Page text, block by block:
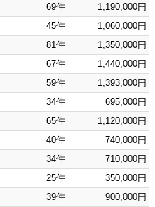
69件
1,190,000円
45件
1,060,000円
81件
1,350,000円
67件
1,440,000円
59件
1,393,000円
34件
695,000円
65件
1,120,000円
40件
740,000円
34件
710,000円
25件
350,000円
39件
900,000円